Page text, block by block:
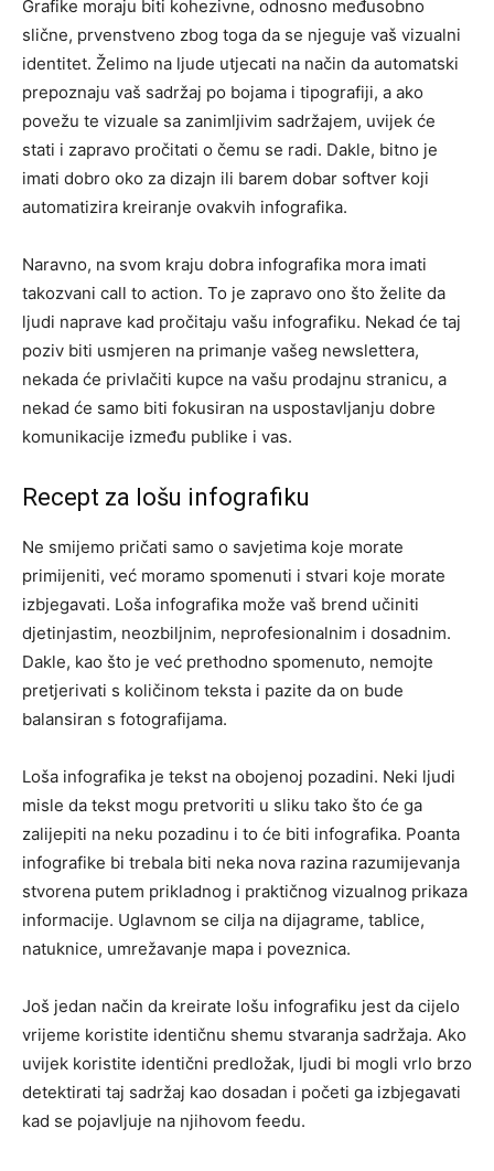
Grafike moraju biti kohezivne, odnosno međusobno
slične, prvenstveno zbog toga da se njeguje vaš vizualni
identitet. Želimo na ljude utjecati na način da automatski
prepoznaju vaš sadržaj po bojama i tipografiji, a ako
povežu te vizuale sa zanimljivim sadržajem, uvijek će
stati i zapravo pročitati o čemu se radi. Dakle, bitno je
imati dobro oko za dizajn ili barem dobar softver koji
automatizira kreiranje ovakvih infografika.
Naravno, na svom kraju dobra infografika mora imati
takozvani call to action. To je zapravo ono što želite da
ljudi naprave kad pročitaju vašu infografiku. Nekad će taj
poziv biti usmjeren na primanje vašeg newslettera,
nekada će privlačiti kupce na vašu prodajnu stranicu, a
nekad će samo biti fokusiran na uspostavljanju dobre
komunikacije između publike i vas.
Recept za lošu infografiku
Ne smijemo pričati samo o savjetima koje morate
primijeniti, već moramo spomenuti i stvari koje morate
izbjegavati. Loša infografika može vaš brend učiniti
djetinjastim, neozbiljnim, neprofesionalnim i dosadnim.
Dakle, kao što je već prethodno spomenuto, nemojte
pretjerivati s količinom teksta i pazite da on bude
balansiran s fotografijama.
Loša infografika je tekst na obojenoj pozadini. Neki ljudi
misle da tekst mogu pretvoriti u sliku tako što će ga
zalijepiti na neku pozadinu i to će biti infografika. Poanta
infografike bi trebala biti neka nova razina razumijevanja
stvorena putem prikladnog i praktičnog vizualnog prikaza
informacije. Uglavnom se cilja na dijagrame, tablice,
natuknice, umrežavanje mapa i poveznica.
Još jedan način da kreirate lošu infografiku jest da cijelo
vrijeme koristite identičnu shemu stvaranja sadržaja. Ako
uvijek koristite identični predložak, ljudi bi mogli vrlo brzo
detektirati taj sadržaj kao dosadan i početi ga izbjegavati
kad se pojavljuje na njihovom feedu.